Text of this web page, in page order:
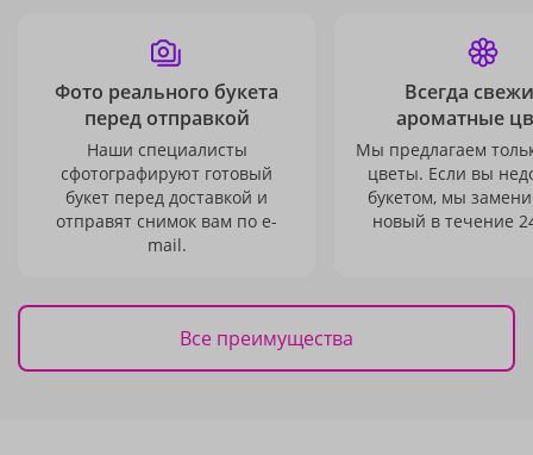
Фото реального букета
перед отправкой
Наши специалисты
сфотографируют готовый
букет перед доставкой и
отправят снимок вам по e-
mail.
Всегда
ароматные
Мы предлагаем
цветы. Если вы
букетом, мы
новый в течение
Все преимущества